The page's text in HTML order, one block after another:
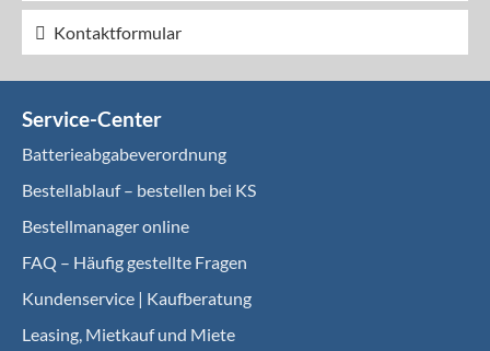
Kontaktformular
Service-Center
Batterieabgabeverordnung
Bestellablauf – bestellen bei KS
Bestellmanager online
FAQ – Häufig gestellte Fragen
Kundenservice | Kaufberatung
Leasing, Mietkauf und Miete